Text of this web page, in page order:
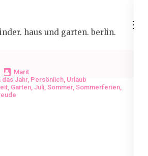
haus und garten. berlin.
Marit
das Jahr, Persönlich, Urlaub
, Garten, Juli, Sommer, Sommerferien,